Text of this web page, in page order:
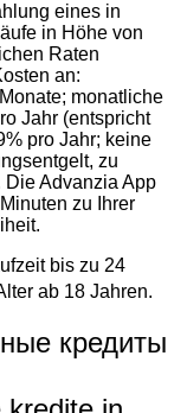
eines in
in Höhe von
Raten
an:
monatliche
Jahr (entspricht
pro Jahr; keine
zu
Die Advanzia App
zu Ihrer
bis zu 24
ab 18 Jahren.
кредиты